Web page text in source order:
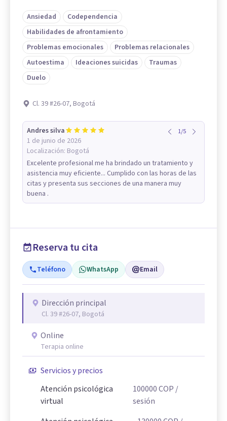
Ansiedad
Codependencia
Habilidades de afrontamiento
Problemas emocionales
Problemas relacionales
Autoestima
Ideaciones suicidas
Traumas
Duelo
Cl. 39 #26-07, Bogotá
Andres silva
1 de junio de 2026
Localización: Bogotá
1/5
Excelente profesional me ha brindado un tratamiento y
asistencia muy eficiente... Cumplido con las horas de las
citas y presenta sus secciones de una manera muy
buena .
Reserva tu cita
Teléfono WhatsApp Email
Dirección principal
Cl. 39 #26-07, Bogotá
Online
Terapia online
Servicios y precios
Atención psicológica
virtual
100000COP /
sesión